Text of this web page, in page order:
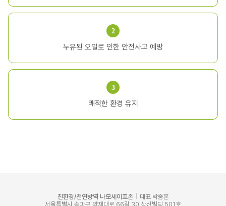
누유된 오일로 인한 안전사고 예방
쾌적한 환경 유지
친환경/천연방역 나모세이프존
대표 박중훈
서울특별시 송파구 양재대로 66길 30 삼신빌딩 501호